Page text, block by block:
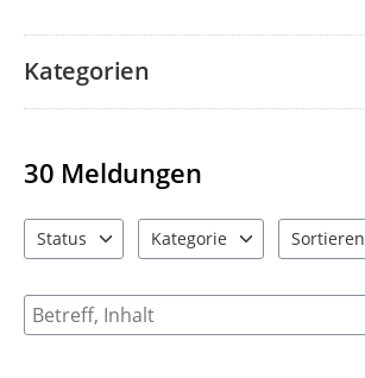
Kategorien
30 Meldungen
Status
Kategorie
Sortieren
Suche nach Meldungen und Kommentaren